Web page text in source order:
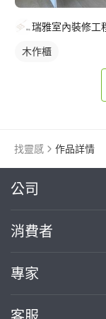
瑞雅室內裝修工
木作櫃
找靈感 作品詳情
公司
關於我們
部落格
加入我們
消費者
買服務
專家
案件中心
客服
繼續完成